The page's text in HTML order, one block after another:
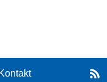
Kontakt